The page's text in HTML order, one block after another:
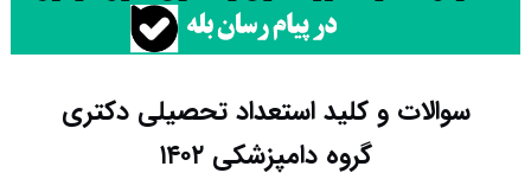
سوالات و کلید استعداد تحصیلی دکتری
گروه دامپزشکی ۱۴۰۲